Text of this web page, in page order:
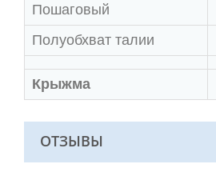
Пошаговый
Полуобхват талии
Крыжма
ОТЗЫВЫ